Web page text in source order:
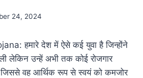
24, 2024
हमारे देश में ऐसे कई युवा है जिन्होंने
लेकिन उन्हें अभी तक कोई रोजगार
वह आर्थिक रूप से स्वयं को कमजोर